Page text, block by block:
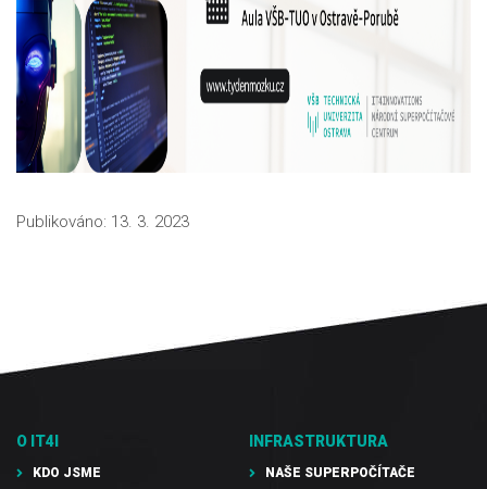
Publikováno: 13. 3. 2023
O IT4I
KDO JSME
INFRASTRUKTURA
NAŠE SUPERPOČÍTAČE